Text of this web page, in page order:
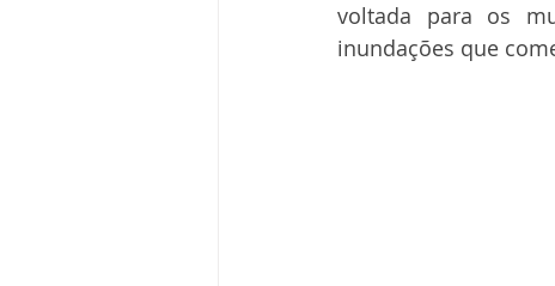
voltada para os
inundações que